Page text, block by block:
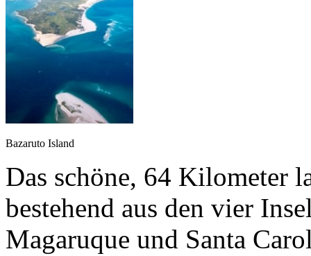
Bazaruto Island
Das schöne, 64 Kilometer
bestehend aus den vier
Magaruque und Santa